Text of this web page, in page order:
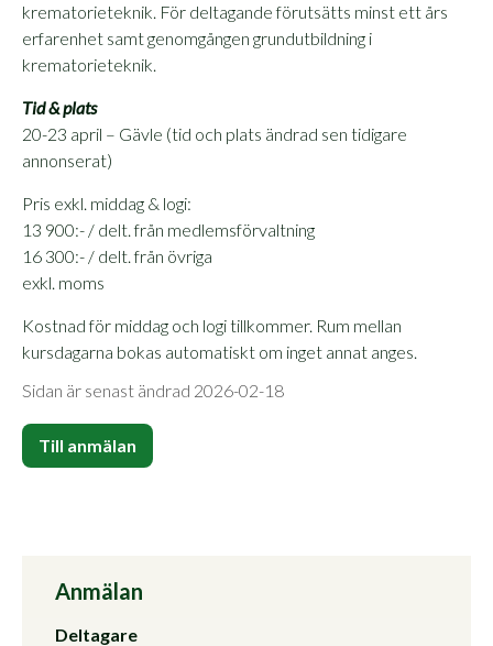
krematorieteknik. För deltagande förutsätts minst ett års
erfarenhet samt genomgången grundutbildning i
krematorieteknik.
Tid & plats
20-23 april – Gävle (tid och plats ändrad sen tidigare
annonserat)
Pris exkl. middag & logi:
13 900:- / delt. från medlemsförvaltning
16 300:- / delt. från övriga
exkl. moms
Kostnad för middag och logi tillkommer. Rum mellan
kursdagarna bokas automatiskt om inget annat anges.
Sidan är senast ändrad 2026-02-18
Till anmälan
Anmälan
Deltagare